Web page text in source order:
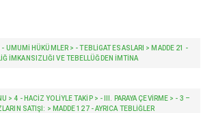
- UMUMI HÜKÜMLER > - TEBLIGAT ESASLARI > MADDE 21 -
IMKANSIZLIĞI VE TEBELLÜĞDEN IMTINA
> 4 - HACIZ YOLIYLE TAKIP > - III. PARAYA ÇEVİRME > - 3 –
SATIŞI: > MADDE 127 - AYRICA TEBLIĞLER